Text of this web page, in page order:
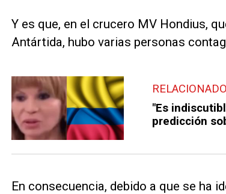
Y es que, en el crucero MV Hondius,
Antártida, hubo varias personas
RELACIONADO
"Es
predicción
En consecuencia, debido a que se ha